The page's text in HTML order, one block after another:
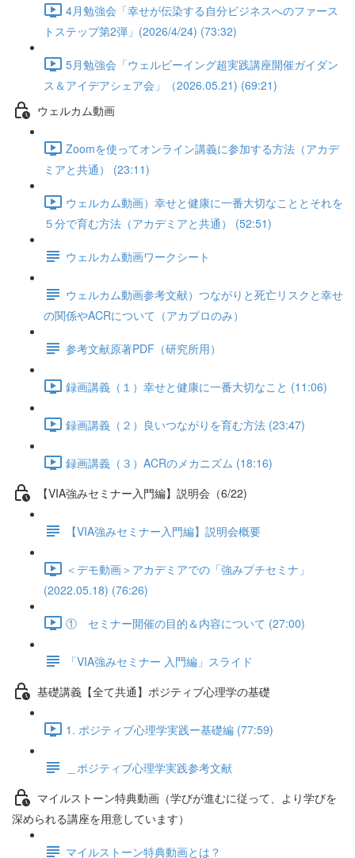
4月勉強会「幸せが伝染する自分ビジネスへのファース
トステップ第2弾」(2026/4/24) (73:32)
5月勉強会「ウェルビーイング超実践講座開催ガイダン
ス＆アイデアシェア会」（2026.05.21) (69:21)
ウェルカム動画
Zoomを使ってオンライン講義に参加する方法（アカデ
ミアと共通） (23:11)
ウェルカム動画）幸せと健康に一番大切なこととそれを
５分で育む方法（アカデミアと共通） (52:51)
ウェルカム動画ワークシート
ウェルカム動画参考文献）つながりと死亡リスクと幸せ
の関係やACRについて（アカプロのみ）
参考文献原著PDF（研究所用）
録画講義（１）幸せと健康に一番大切なこと (11:06)
録画講義（２）良いつながりを育む方法 (23:47)
録画講義（３）ACRのメカニズム (18:16)
【VIA強みセミナー入門編】説明会（6/22)
【VIA強みセミナー入門編】説明会概要
＜デモ動画＞アカデミアでの「強みプチセミナ」
(2022.05.18) (76:26)
① セミナー開催の目的＆内容について (27:00)
「VIA強みセミナー 入門編」スライド
基礎講義【全て共通】ポジティブ心理学の基礎
1. ポジティブ心理学実践ー基礎編 (77:59)
＿ポジティブ心理学実践参考文献
マイルストーン特典動画（学びが進むに従って、より学びを
深められる講座を用意しています）
マイルストーン特典動画とは？